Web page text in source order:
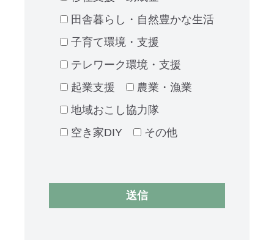
田舎暮らし・自然豊かな生活
子育て環境・支援
テレワーク環境・支援
起業支援
農業・漁業
地域おこし協力隊
空き家DIY
その他